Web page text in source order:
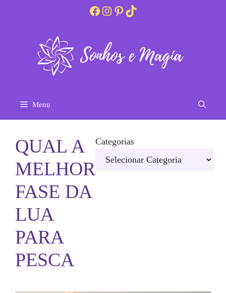
Facebook
Instagram
Pinterest
TikTok
Menu
QUAL A
MELHOR
FASE DA
LUA
PARA
PESCA
Categorias